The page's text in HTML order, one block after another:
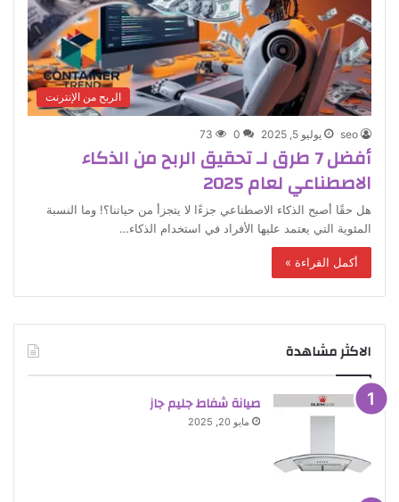
الربح من الإنترنت
seo يوليو 5, 2025 0
73
أفضل 7 طرق لـ تحقيق الربح من الذكاء
الاصطناعي لعام 2025
هل حقًا أصبح الذكاء الاصطناعي جزءًا لا يتجزأ من حياتنا؟! وما النسبة
المئوية التي يعتمد عليها الأفراد في استخدام الذكاء…
أكمل القراءة »
الاكثر مشاهدة
صيانة شفاط جليم جاز
مايو 20, 2025